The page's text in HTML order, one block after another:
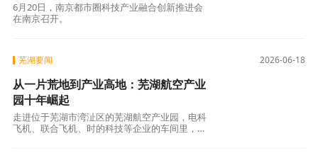
6月20日，南京都市圈科技产业融合创新推进会
在南京召开。
2026-06-18
芜湖要闻
从一片荒地到产业高地：芜湖航空产业
园十年崛起
走进位于芜湖市湾沚区的芜湖航空产业园，电科
飞机、联合飞机、时的科技等企业的车间里，各